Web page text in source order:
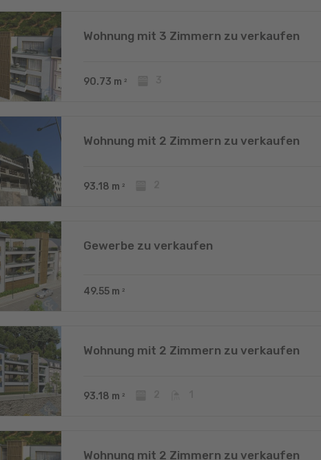
Wohnung mit 3 Zimmern zu verkaufen
90.73 m 2
Wohnung mit 2 Zimmern zu verkaufen
93.18 m 2
Gewerbe zu verkaufen
49.55 m 2
Wohnung mit 2 Zimmern zu verkaufen
93.18 m 2
Wohnung mit 2 Zimmern zu verkaufen